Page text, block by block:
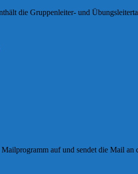
die Gruppenleiter- und
auf und sendet die Mail an